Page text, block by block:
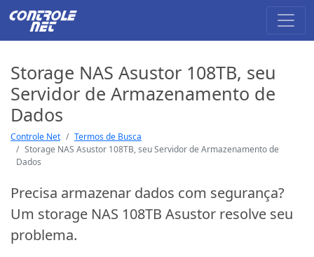
Storage NAS Asustor 108TB, seu
Servidor de Armazenamento de
Dados
Controle Net
Termos de Busca
Storage NAS Asustor 108TB, seu Servidor de Armazenamento de
Dados
Precisa armazenar dados com segurança?
Um storage NAS 108TB Asustor resolve seu
problema.